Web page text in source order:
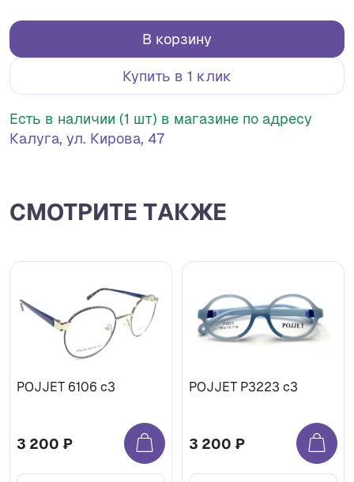
В корзину
Купить в 1 клик
Есть в наличии (1 шт) в магазине по адресу
Калуга, ул. Кирова, 47
СМОТРИТЕ ТАКЖЕ
POJJET 6106 с3
3 200 ₽
POJJET P3223 с3
3 200 ₽